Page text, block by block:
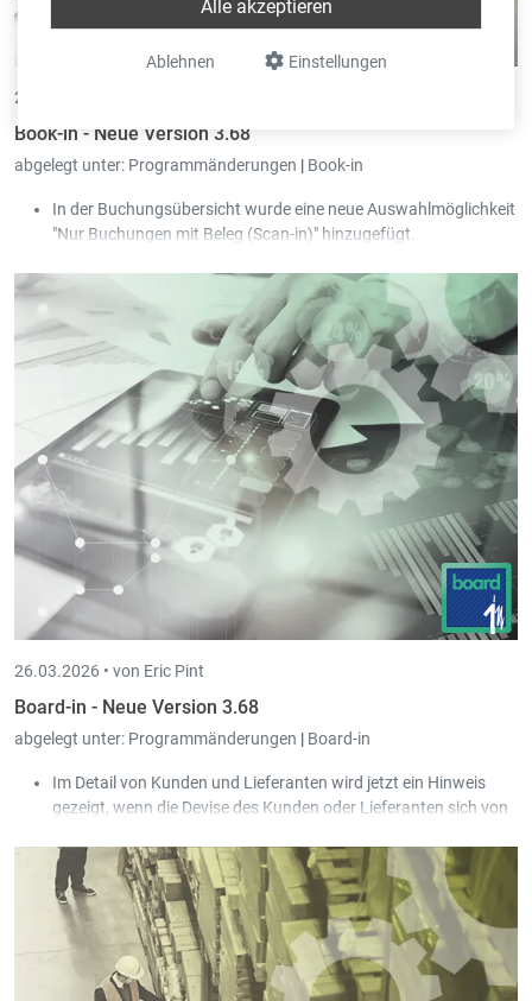
Einstellungen
Ablehnen
Alle akzeptieren
26.03.2026 •
Book-in - Neue Version 3.68
abgelegt unter: Programmänderungen | Book-in
In der Buchungsübersicht wurde eine neue Auswahlmöglichkeit
"Nur Buchungen mit Beleg (Scan-in)" hinzugefügt.
Somit ist es nun möglich, dass mehrere Personen
gleichzeitig im selben Journal bestehende Buchungen
bearbeiten können.
Beim Erstellen einer neuen Buchung wird das Journal
wieder freigegeben, sobald die neue Buchung vom
Benutzer gespeichert wurde.
26.03.2026 • von Eric Pint
Board-in - Neue Version 3.68
abgelegt unter: Programmänderungen | Board-in
Im Detail von Kunden und Lieferanten wird jetzt ein Hinweis
gezeigt, wenn die Devise des Kunden oder Lieferanten sich von